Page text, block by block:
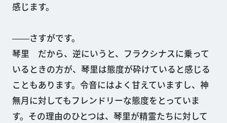
感じます。
――さすがです。
琴里 だから、逆にいうと、フラクシナスに乗って
いるときの方が、琴里は態度が砕けていると感じる
こともあります。令音にはよく甘えていますし、神
無月に対してもフレンドリーな態度をとっていま
す。その理由のひとつは、琴里が精霊たちに対して